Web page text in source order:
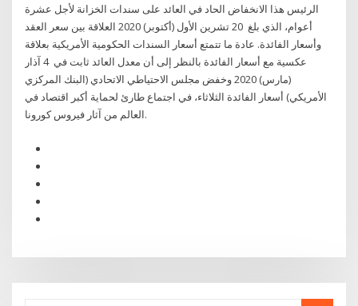
الرئيس هذا الانخفاض الحاد في العائد على سندات الخزانة لأجل عشرة
أعوام، الذي بلغ 20 تشرين الأول (أكتوبر) 2020 العلاقة بين سعر العقد
وأسعار الفائدة. عادة ما تتمتع أسعار السندات الحكومية الأمريكية بعلاقة
عكسية مع أسعار الفائدة بالنظر إلى أن معدل العائد ثابت في 4 آذار
(مارس) 2020 وخفض مجلس الاحتياطي الاتحادي (البنك المركزي
الأمريكي) أسعار الفائدة الثلاثاء، في اجتماع طارئ لحماية أكبر اقتصاد في
العالم من آثار فيروس كورونا.